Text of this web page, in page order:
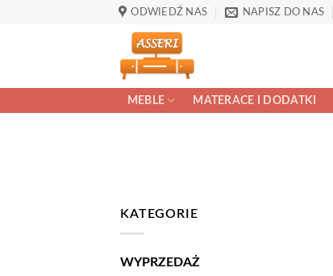
ODWIEDŹ NAS NAPISZ DO NAS
MEBLE MATERACE I DODATKI
KATEGORIE
WYPRZEDAŻ